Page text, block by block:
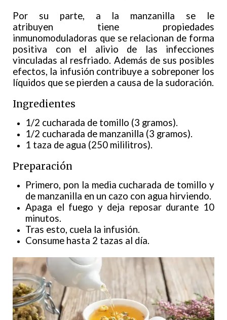
Por su parte, a la manzanilla se le
atribuyen tiene propiedades
inmunomoduladoras que se relacionan de forma
positiva con el alivio de las infecciones
vinculadas al resfriado. Además de sus posibles
efectos, la infusión contribuye a sobreponer los
líquidos que se pierden a causa de la sudoración.
Ingredientes
1/2 cucharada de tomillo (3 gramos).
1/2 cucharada de manzanilla (3 gramos).
1 taza de agua (250 mililitros).
Preparación
Primero, pon la media cucharada de tomillo y
de manzanilla en un cazo con agua hirviendo.
Apaga el fuego y deja reposar durante 10
minutos.
Tras esto, cuela la infusión.
Consume hasta 2 tazas al día.